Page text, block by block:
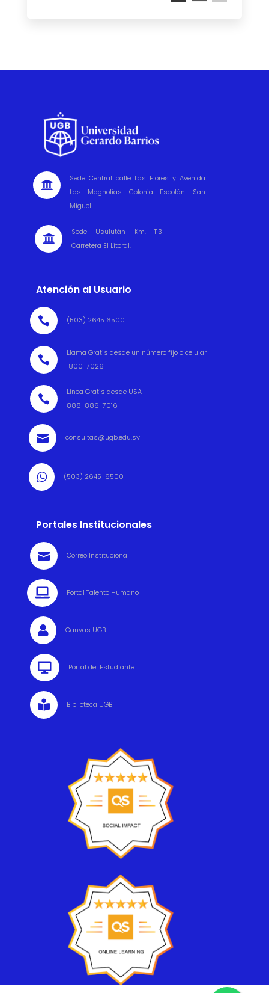

Sede Central calle Las Flores y Avenida
Las Magnolias Colonia Escolán. San
Miguel.

Sede Usulután Km. 113
Carretera El Litoral.
Atención al Usuario
 (503) 2645 6500

Llama Gratis desde un número fijo o celular
800-7026

Línea Gratis desde USA
888-886-7016
 consultas@ugb.edu.sv
 (503) 2645-6500
Portales Institucionales
 Correo Institucional
 Portal Talento Humano
 Canvas UGB
 Portal del Estudiante
 Biblioteca UGB